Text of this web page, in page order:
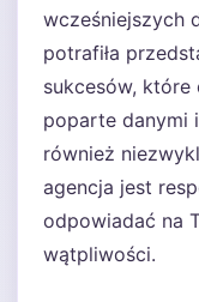
wcześniejszych
potrafiła
sukcesów, które
poparte danymi
również
agencja jest
odpowiadać na
wątpliwości.